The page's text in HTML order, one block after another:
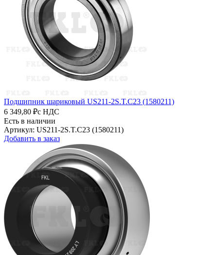
Подшипник шариковый US211-2S.T.C23 (1580211)
6 349,80 ₽с НДС
Есть в наличии
Артикул: US211-2S.T.C23 (1580211)
Добавить в заказ